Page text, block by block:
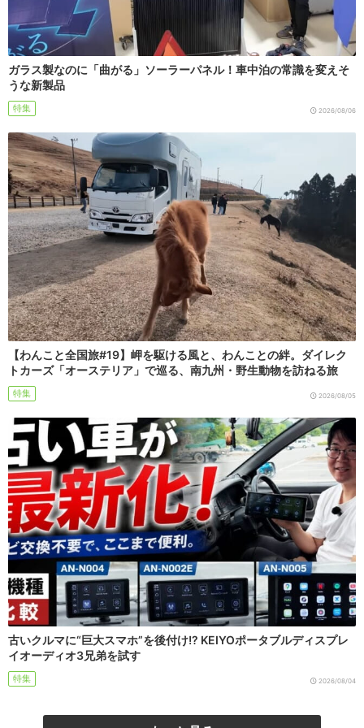
ガラス製なのに「曲がる」ソーラーパネル！車中泊の常識を変えそ
うな新製品
特集 2026/08/06
【わんこと全国旅#19】岬を駆ける風と、わんことの絆。ダイレク
トカーズ「オーステリア」で巡る、南九州・野生動物を訪ねる旅
特集 2026/08/05
古いクルマに“巨大スマホ”を後付け!? KEIYOポータブルディスプレ
イオーディオ3兄弟を試す
特集 2026/08/04